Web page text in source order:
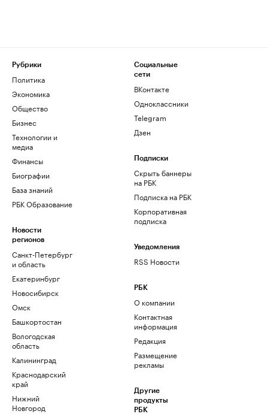
Рубрики
Политика
Экономика
Общество
Бизнес
Технологии и
медиа
Финансы
Биографии
База знаний
РБК Образование
Новости
регионов
Санкт-Петербург
и область
Екатеринбург
Новосибирск
Омск
Башкортостан
Вологодская
область
Калининград
Краснодарский
край
Нижний
Новгород
Социальные
сети
ВКонтакте
Одноклассники
Telegram
Дзен
Подписки
Скрыть баннеры
на РБК
Подписка на РБК
Корпоративная
подписка
Уведомления
RSS Новости
РБК
О компании
Контактная
информация
Редакция
Размещение
рекламы
Другие
продукты
РБК